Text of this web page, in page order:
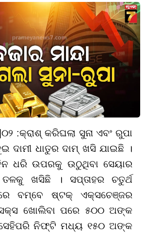
|୦୨ :କ୍ରାଶ୍ କରିଘଲା ସୁନା ଏବଂ ରୁପା
ଦାମୀ ଧାତୁର ଦାମ୍ ଖସି ଯାଇଛି ।
ଧରି ଉପରକୁ ଉଠୁଥିବା ସେୟାର
ଖସିଛି । ସପ୍ତାହର ଚତୁର୍ଥ
ବମ୍ବେ ଷ୍ଟକ୍ ଏକ୍ସଚେଞ୍ଜର
ଖୋଲିବା ପରେ ୫୦୦ ଅଙ୍କ
ନିଫ୍ଟି ମଧ୍ୟ ୧୫୦ ଅଙ୍କ